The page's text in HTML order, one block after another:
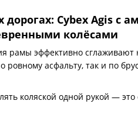
Cybex Agis с
колёсами
рамы эффективно сглаживают
ровному асфальту, так и по
коляской одной рукой — это